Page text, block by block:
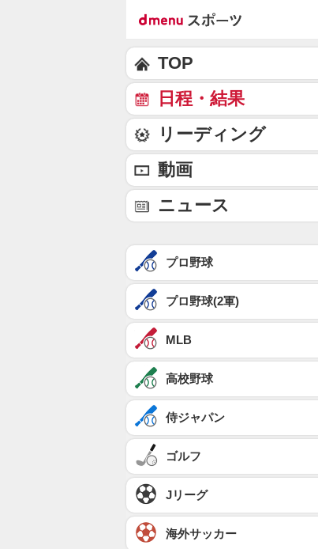
TOP
日程・結果
リーディング
動画
ニュース
プロ野球
プロ野球(2軍)
MLB
高校野球
侍ジャパン
ゴルフ
Jリーグ
海外サッカー